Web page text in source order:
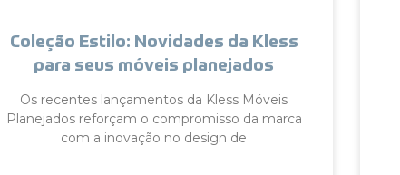
Coleção Estilo: Novidades da Kless
para seus móveis planejados
Os recentes lançamentos da Kless Móveis
Planejados reforçam o compromisso da marca
com a inovação no design de